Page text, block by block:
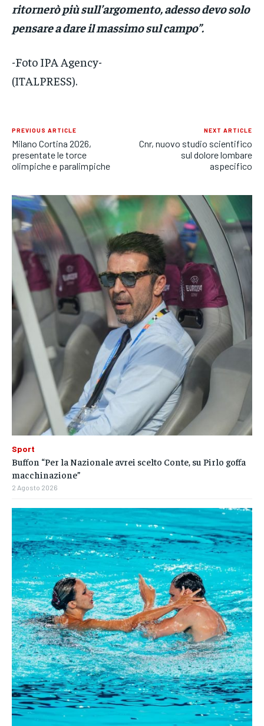
ritornerò più sull’argomento, adesso devo solo
pensare a dare il massimo sul campo”.
-Foto IPA Agency-
(ITALPRESS).
PREVIOUS ARTICLE
Milano Cortina 2026,
presentate le torce
olimpiche e paralimpiche
NEXT ARTICLE
Cnr, nuovo studio scientifico
sul dolore lombare
aspecifico
Sport
Buffon “Per la Nazionale avrei scelto Conte, su Pirlo goffa
macchinazione”
2 Agosto 2026